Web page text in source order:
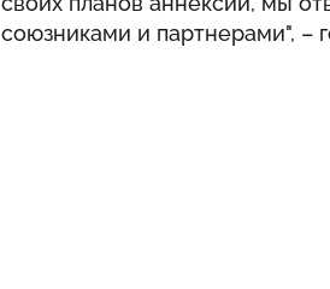
союзниками и партнерами", –